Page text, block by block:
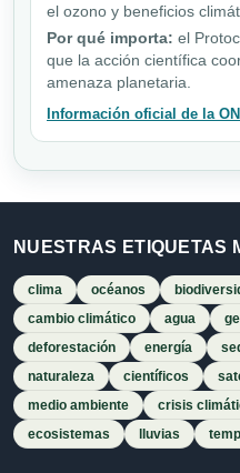
el ozono y beneficios
Por qué importa: el
que la acción científica
amenaza planetaria.
Información oficial de la
NUESTRAS ETIQUETAS
clima océanos
cambio climático
agua
deforestación
energía
naturaleza
científicos
medio ambiente
crisis
ecosistemas
lluvias